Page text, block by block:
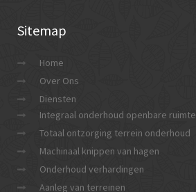
Sitemap
Home
Over Ons
Diensten
Integraal onderhoud openbare ruimte
Totaal ontzorging terrein onderhoud
Machinaal knippen van hagen
Onderhoud verhardingen
Aanleg van terreinen